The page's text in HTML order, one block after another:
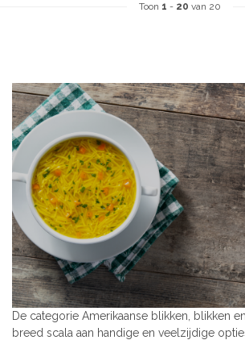
Toon 1 - 20 van 20
De categorie Amerikaanse blikken, blikken
breed scala aan handige en veelzijdige